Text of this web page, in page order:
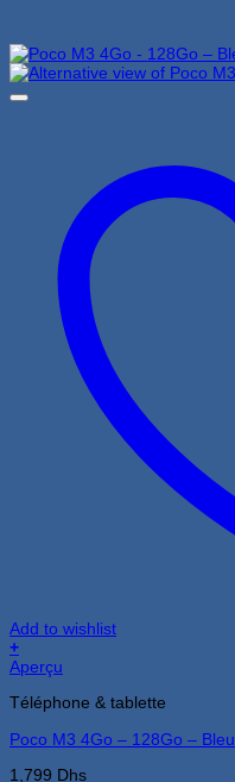
Add to wishlist
+
Aperçu
Téléphone & tablette
Poco M3 4Go – 128Go – Bleu
1,799 Dhs